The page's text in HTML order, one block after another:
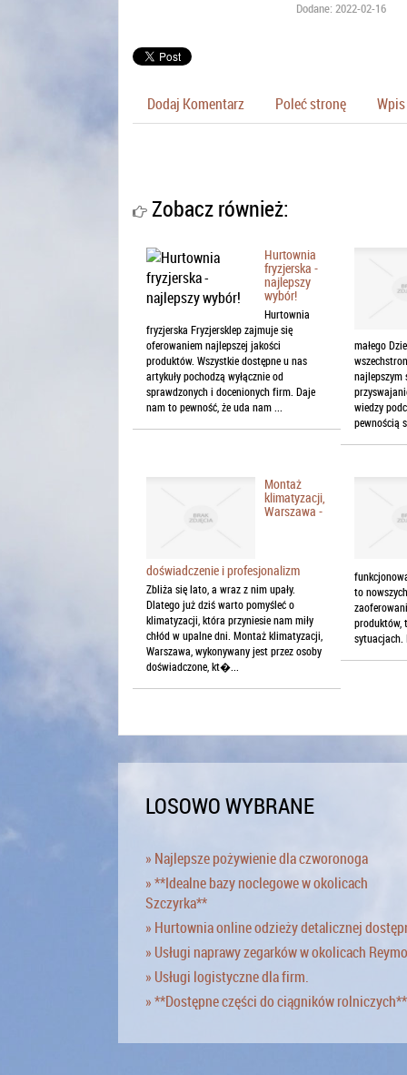
Dodane: 2022-02-16
Dodaj Komentarz Poleć stronę
Zobacz również:
Hurtownia
fryzjerska -
najlepszy
wybór!
Hurtownia
fryzjerska Fryzjersklep zajmuje się
oferowaniem najlepszej jakości
produktów. Wszystkie dostępne u nas
artykuły pochodzą wyłącznie od
sprawdzonych i docenionych firm. Daje
nam to pewność, że uda nam ...
małego
najlepszym
wiedzy
pewnością
Montaż
klimatyzacji,
Warszawa -
doświadczenie i profesjonalizm
Zbliża się lato, a wraz z nim upały.
Dlatego już dziś warto pomyśleć o
klimatyzacji, która przyniesie nam miły
chłód w upalne dni. Montaż klimatyzacji,
Warszawa, wykonywany jest przez osoby
doświadczone, kt�...
to
produktów,
LOSOWO WYBRANE
» Najlepsze pożywienie dla czworonoga
» **Idealne bazy noclegowe w okolicach
Szczyrka**
» Hurtownia online odzieży detalicznej
» Usługi naprawy zegarków w okolicach
» Usługi logistyczne dla firm.
» **Dostępne części do ciągników rolniczych**